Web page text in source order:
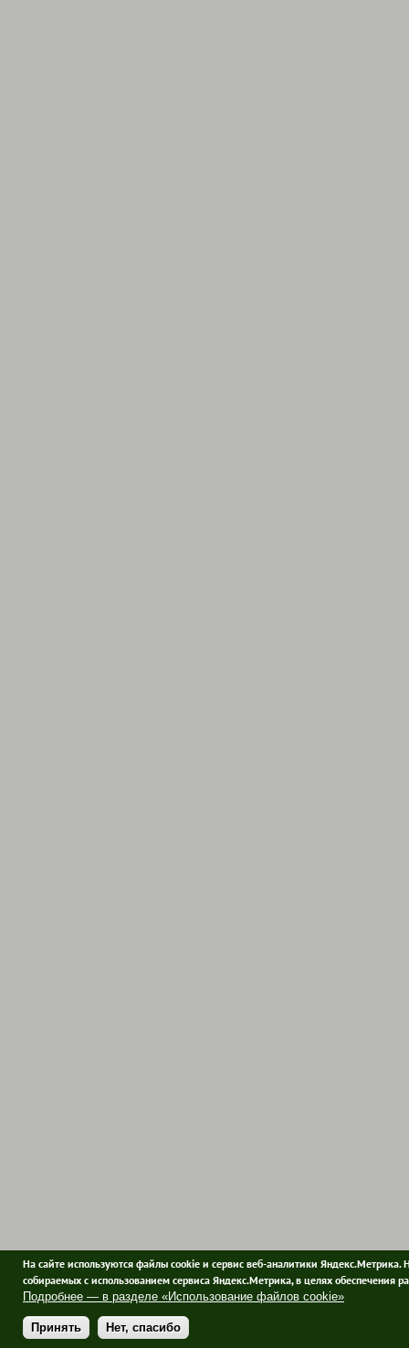
На сайте используются файлы cookie и сервис веб-аналитики
собираемых с использованием сервиса Яндекс.Метрика, в целях обеспечения
Подробнее — в разделе «Использование файлов cookie»
Принять Нет, спасибо